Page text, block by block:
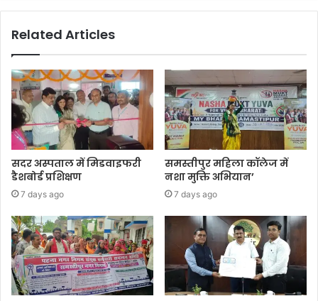
Related Articles
सदर अस्पताल में मिडवाइफरी
डैशबोर्ड प्रशिक्षण
7 days ago
समस्तीपुर महिला कॉलेज में
नशा मुक्ति अभियान’
7 days ago